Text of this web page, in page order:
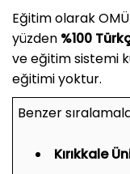
Eğitim olarak
yüzden %100
ve eğitim sistemi
eğitimi yoktur.
Benzer
Kırıkkale